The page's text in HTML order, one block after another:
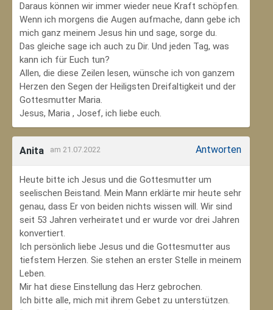
Daraus können wir immer wieder neue Kraft schöpfen.
Wenn ich morgens die Augen aufmache, dann gebe ich
mich ganz meinem Jesus hin und sage, sorge du.
Das gleiche sage ich auch zu Dir. Und jeden Tag, was
kann ich für Euch tun?
Allen, die diese Zeilen lesen, wünsche ich von ganzem
Herzen den Segen der Heiligsten Dreifaltigkeit und der
Gottesmutter Maria.
Jesus, Maria , Josef, ich liebe euch.
Anita am 21.07.2022 Antworten
Heute bitte ich Jesus und die Gottesmutter um
seelischen Beistand. Mein Mann erklärte mir heute sehr
genau, dass Er von beiden nichts wissen will. Wir sind
seit 53 Jahren verheiratet und er wurde vor drei Jahren
konvertiert.
Ich persönlich liebe Jesus und die Gottesmutter aus
tiefstem Herzen. Sie stehen an erster Stelle in meinem
Leben.
Mir hat diese Einstellung das Herz gebrochen.
Ich bitte alle, mich mit ihrem Gebet zu unterstützen.